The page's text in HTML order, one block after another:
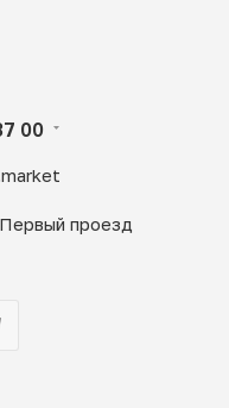
00
проезд